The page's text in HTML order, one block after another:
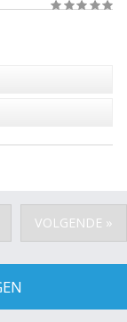
VOLGENDE »